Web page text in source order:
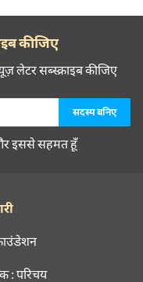
कीजिए
लेटर सब्स्क्राइब कीजिए
इससे सहमत हूँ
: परिचय